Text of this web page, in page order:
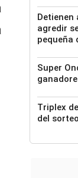
Detienen
agredir
pequeña
Super
Triplex
del